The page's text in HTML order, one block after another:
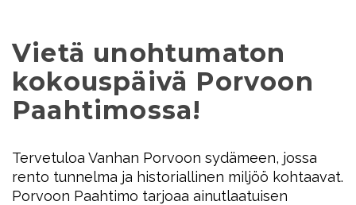
Vietä unohtumaton
kokouspäivä Porvoon
Paahtimossa!
Tervetuloa Vanhan Porvoon sydämeen, jossa
rento tunnelma ja historiallinen miljöö kohtaavat.
Porvoon Paahtimo tarjoaa ainutlaatuisen